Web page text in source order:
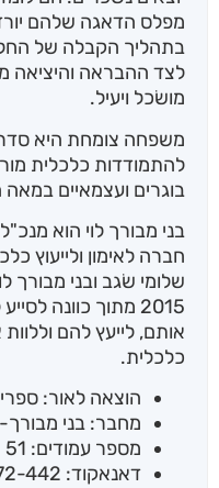
מפלס הדאגה שלהם
בתהליך הקבלה של
לצד ההבראה והיציאה
מושׂכל ויעיל.
משפחה צומחת היא
להתמודדות כלכלית
בוגרים ועצמאיים במאה
בני מבורך לוי הוא
חברה לאימון ולייעוץ
שלומי שׂגב ובני
2015 מתוך כוונה
אותם, לייעץ להם
כלכלית.
הוצאה לאור: ספרי
מחבר: בני מבורך-
מספר עמודים: 51
דאנאקוד: 1272-442